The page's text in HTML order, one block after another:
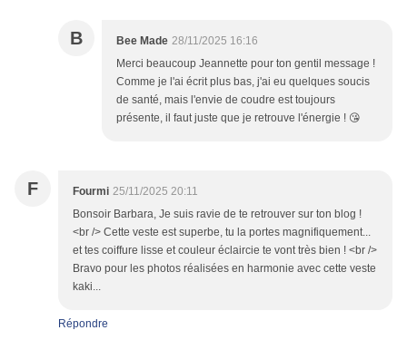
B Bee Made 28/11/2025 16:16
Merci beaucoup Jeannette pour ton gentil message !
Comme je l'ai écrit plus bas, j'ai eu quelques soucis
de santé, mais l'envie de coudre est toujours
présente, il faut juste que je retrouve l'énergie ! 😘
F Fourmi 25/11/2025 20:11
Bonsoir Barbara, Je suis ravie de te retrouver sur ton blog !
<br /> Cette veste est superbe, tu la portes magnifiquement...
et tes coiffure lisse et couleur éclaircie te vont très bien ! <br />
Bravo pour les photos réalisées en harmonie avec cette veste
kaki...
Répondre